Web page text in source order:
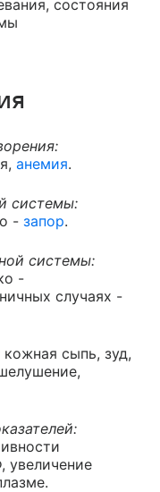
состояния
анемия.
системы:
- запор.
системы:
-
случаях -
кожная сыпь, зуд,
увеличение